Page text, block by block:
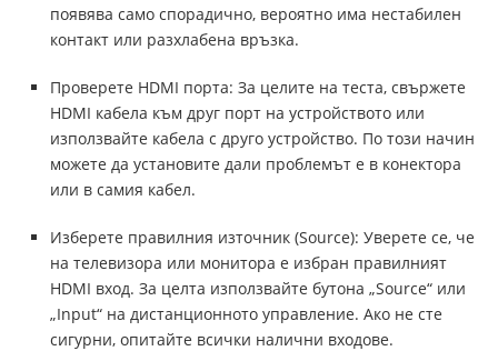
появява само спорадично, вероятно има нестабилен
контакт или разхлабена връзка.
Проверете HDMI порта: За целите на теста, свържете
HDMI кабела към друг порт на устройството или
използвайте кабела с друго устройство. По този начин
можете да установите дали проблемът е в конектора
или в самия кабел.
Изберете правилния източник (Source): Уверете се, че
на телевизора или монитора е избран правилният
HDMI вход. За целта използвайте бутона „Source“ или
„Input“ на дистанционното управление. Ако не сте
сигурни, опитайте всички налични входове.